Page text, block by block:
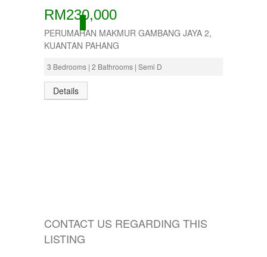
ACTIVE
RM230,000
PERUMAHAN MAKMUR GAMBANG JAYA 2,
KUANTAN PAHANG
3 Bedrooms | 2 Bathrooms | Semi D
Details
CONTACT US REGARDING THIS
LISTING